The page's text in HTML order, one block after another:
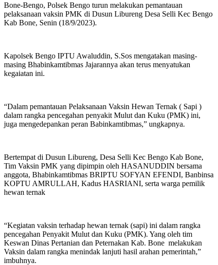
Bone-Bengo, Polsek Bengo turun melakukan pemantauan
pelaksanaan vaksin PMK di Dusun Libureng Desa Selli Kec Bengo
Kab Bone, Senin (18/9/2023).
Kapolsek Bengo IPTU Awaluddin, S.Sos mengatakan masing-
masing Bhabinkamtibmas Jajarannya akan terus menyatukan
kegaiatan ini.
“Dalam pemantauan Pelaksanaan Vaksin Hewan Ternak ( Sapi )
dalam rangka pencegahan penyakit Mulut dan Kuku (PMK) ini,
juga mengedepankan peran Babinkamtibmas,” ungkapnya.
Bertempat di Dusun Libureng, Desa Selli Kec Bengo Kab Bone,
Tim Vaksin PMK yang dipimpin oleh HASANUDDIN bersama
anggota, Bhabinkamtibmas BRIPTU SOFYAN EFENDI, Banbinsa
KOPTU AMRULLAH, Kadus HASRIANI, serta warga pemilik
hewan ternak
“Kegiatan vaksin terhadap hewan ternak (sapi) ini dalam rangka
pencegahan Penyakit Mulut dan Kuku (PMK). Yang oleh tim
Keswan Dinas Pertanian dan Peternakan Kab. Bone melakukan
Vaksin dalam rangka menindak lanjuti hasil arahan pemerintah,”
imbuhnya.